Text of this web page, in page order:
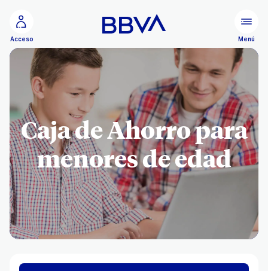
Acceso Menú
Caja de Ahorro para
menores de edad